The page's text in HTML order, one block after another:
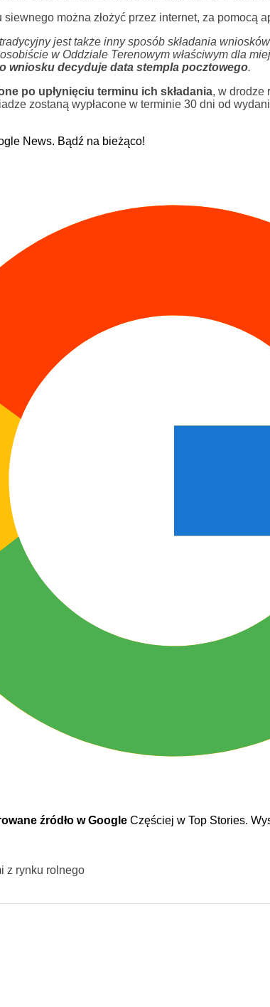
siewnego można złożyć przez internet, za pomocą
jest także inny sposób składania wniosków
w Oddziale Terenowym właściwym dla
wniosku decyduje data stempla pocztowego.
po upłynięciu terminu ich składania, w drodze
zostaną wypłacone w terminie 30 dni od
News. Bądź na bieżąco!
źródło w Google Częściej w Top Stories.
z rynku rolnego